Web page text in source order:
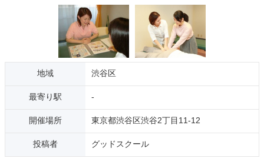
地域 渋谷区
最寄り駅 -
開催場所 東京都渋谷区渋谷2丁目11-12
投稿者 グッドスクール